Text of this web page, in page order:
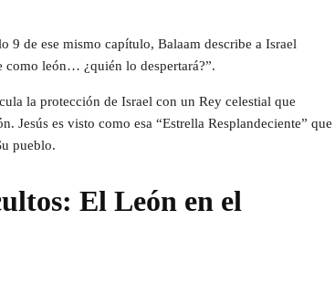
9 de ese mismo capítulo, Balaam describe a Israel
como león… ¿quién lo despertará?”.
la protección de Israel con un Rey celestial que
Jesús es visto como esa “Estrella Resplandeciente” que
pueblo.
El León en el